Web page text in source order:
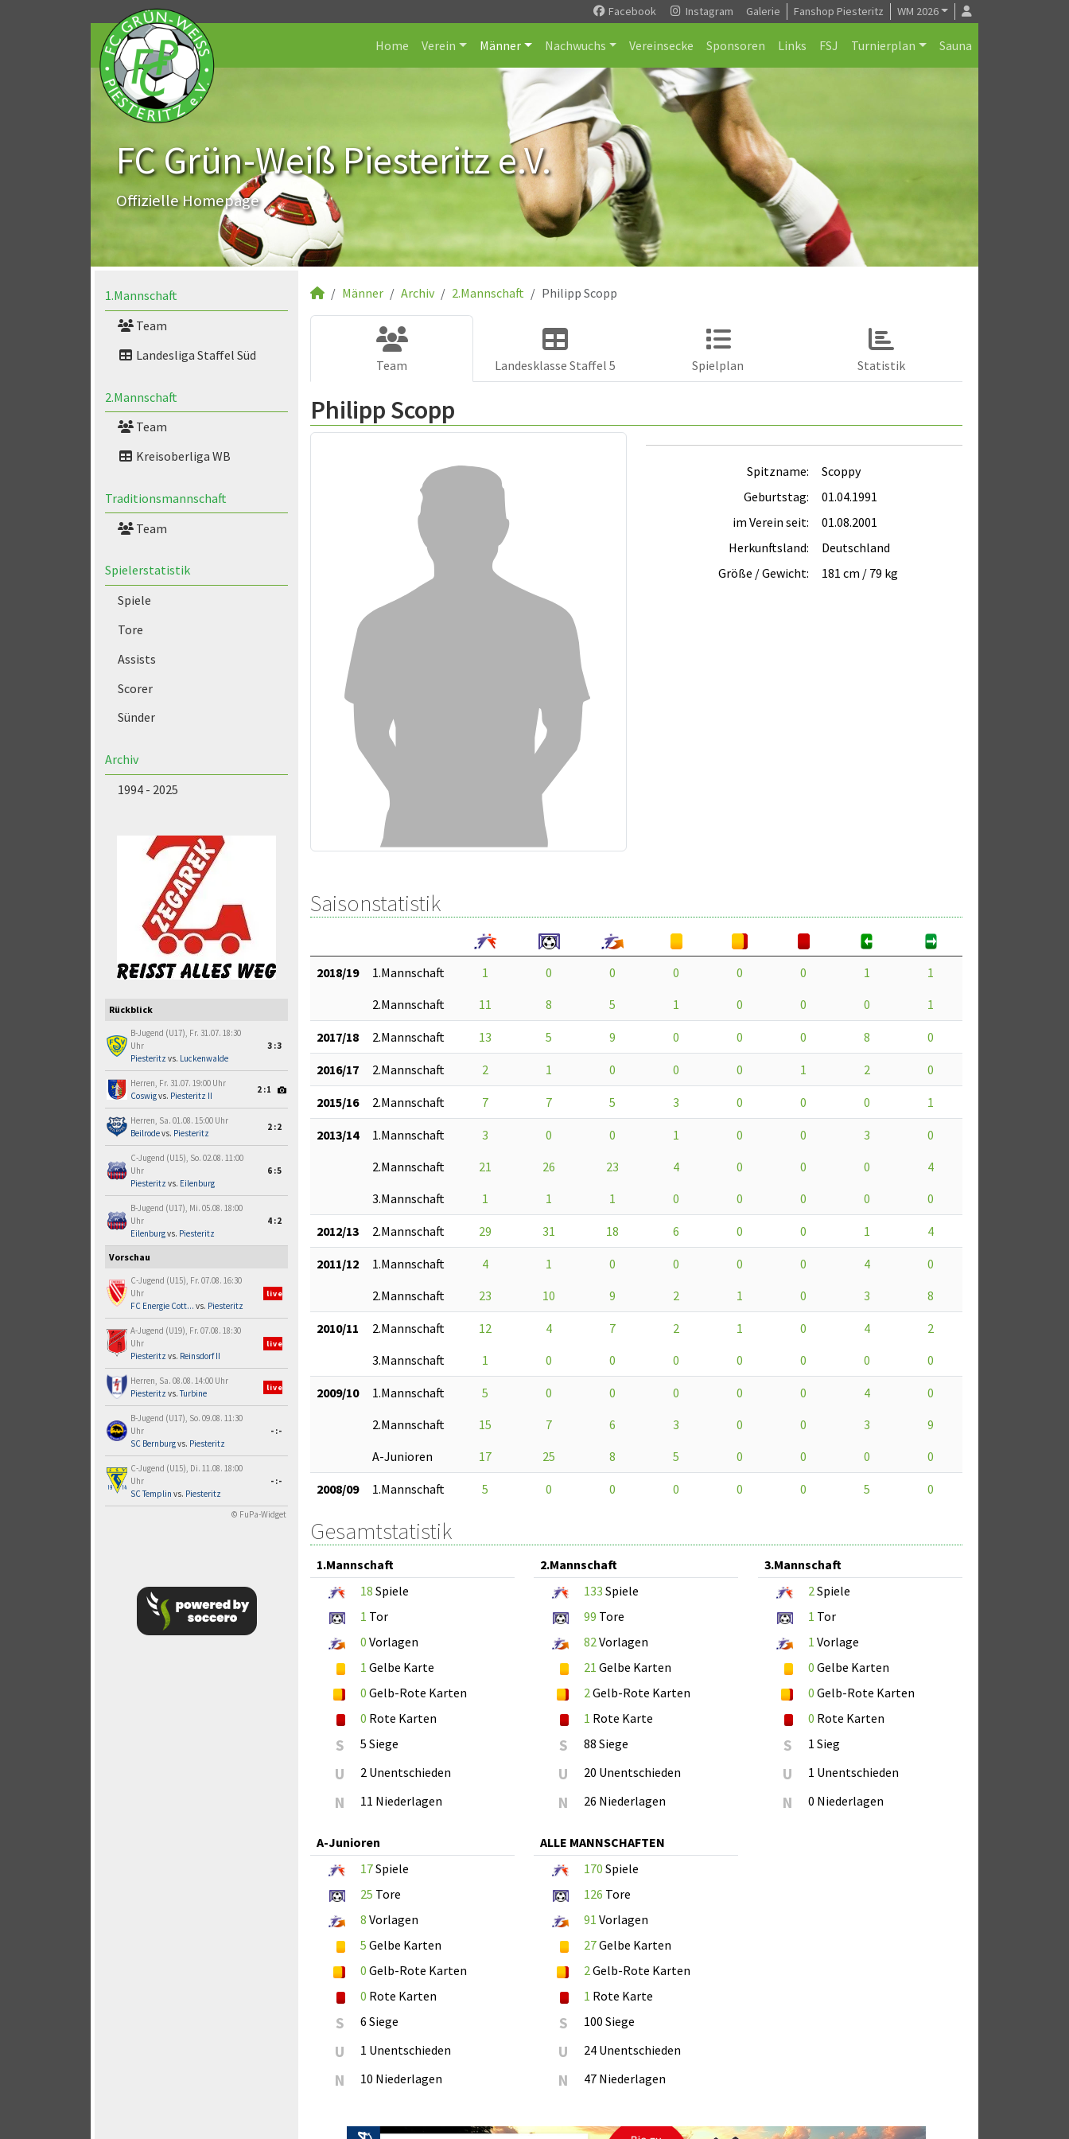
Facebook Instagram Galerie Fanshop Piesteritz WM 2026
Home Verein Männer Nachwuchs Vereinsecke Sponsoren Links FSJ Turnierplan Sauna
FC Grün-Weiß Piesteritz e.V.
Offizielle Homepage
1.Mannschaft
Team
Landesliga Staffel Süd
2.Mannschaft
Team
Kreisoberliga WB
Traditionsmannschaft
Team
Spielerstatistik
Spiele
Tore
Assists
Scorer
Sünder
Archiv
1994 - 2025
Rückblick
B-Jugend (U17), Fr. 31.07. 18:30
Uhr
Piesteritz vs. Luckenwalde
3:3
Herren, Fr. 31.07. 19:00 Uhr
Coswigvs. Piesteritz II
2:1
Herren, Sa. 01.08. 15:00 Uhr
Beilrodevs. Piesteritz
2:2
C-Jugend (U15), So. 02.08. 11:00
Uhr
Piesteritz vs. Eilenburg
6:5
B-Jugend (U17), Mi. 05.08. 18:00
Uhr
Eilenburgvs. Piesteritz
4:2
Vorschau
C-Jugend (U15), Fr. 07.08. 16:30
Uhr
FC Energie Cott... vs. Piesteritz
live
A-Jugend (U19), Fr. 07.08. 18:30
Uhr
Piesteritz vs. Reinsdorf II
live
Herren, Sa. 08.08. 14:00 Uhr
Piesteritz vs.Turbine
live
B-Jugend (U17), So. 09.08. 11:30
Uhr
SC Bernburgvs. Piesteritz
-:-
C-Jugend (U15), Di. 11.08. 18:00
Uhr
SC Templin vs. Piesteritz
-:-
© FuPa-Widget
Männer Archiv 2.Mannschaft Philipp Scopp
Team Landesklasse Staffel 5 Spielplan Statistik
Philipp Scopp
Spitzname:
Scoppy
Geburtstag:
01.04.1991
im Verein seit:
01.08.2001
Herkunftsland:
Deutschland
Größe / Gewicht:
181 cm / 79 kg
Saisonstatistik
2018/19 1.Mannschaft 1 0 0 0 0 0 1
1
2.Mannschaft
11 8 5 1 0 0 0 1
2017/18 2.Mannschaft 13 5 9 0 0 0 8 0
2016/17 2.Mannschaft 2 1 0 0 0 1 2 0
2015/16 2.Mannschaft 7 7 5 3 0 0 0 1
2013/14 1.Mannschaft 3 0 0 1 0 0 3
0
2.Mannschaft
21 26 23 4 0 0 0
4
3.Mannschaft
1 1 1 0 0 0 0 0
2012/13 2.Mannschaft 29 31 18 6 0 0 1 4
2011/12 1.Mannschaft 4 1 0 0 0 0 4
0
2.Mannschaft
23 10 9 2 1 0 3 8
2010/11 2.Mannschaft 12 4 7 2 1 0 4
2
3.Mannschaft
1 0 0 0 0 0 0 0
2009/10 1.Mannschaft 5 0 0 0 0 0 4
0
2.Mannschaft
15 7 6 3 0 0 3
9
A-Junioren
17 25 8 5 0 0 0 0
2008/09 1.Mannschaft 5 0 0 0 0 0 5 0
Gesamtstatistik
1.Mannschaft
18 Spiele
1 Tor
0 Vorlagen
1 Gelbe Karte
0 Gelb-Rote Karten
0 Rote Karten
S 5 Siege
U 2 Unentschieden
N 11 Niederlagen
2.Mannschaft
133 Spiele
99 Tore
82 Vorlagen
21 Gelbe Karten
2 Gelb-Rote Karten
1 Rote Karte
S 88 Siege
U 20 Unentschieden
N 26 Niederlagen
3.Mannschaft
2 Spiele
1 Tor
1 Vorlage
0 Gelbe Karten
0 Gelb-Rote Karten
0 Rote Karten
S 1 Sieg
U 1 Unentschieden
N 0 Niederlagen
A-Junioren
17Spiele
25 Tore
8 Vorlagen
5 Gelbe Karten
0 Gelb-Rote Karten
0 Rote Karten
S 6 Siege
U 1 Unentschieden
N 10 Niederlagen
ALLE MANNSCHAFTEN
170 Spiele
126 Tore
91 Vorlagen
27Gelbe Karten
2 Gelb-Rote Karten
1 Rote Karte
S 100 Siege
U 24 Unentschieden
N 47 Niederlagen